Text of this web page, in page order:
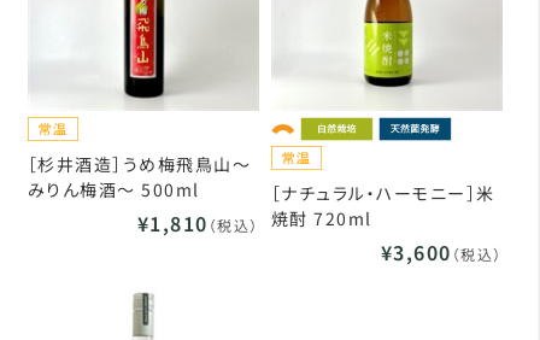
［杉井酒造］うめ梅飛鳥山～
みりん梅酒～ 500ml
¥1,810 （税込）
［ナチュラル・ハーモニー］米
焼酎 720ml
¥3,600 （税込）